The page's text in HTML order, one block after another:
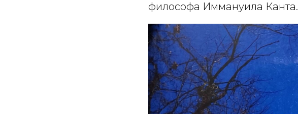
философа Иммануила Канта.